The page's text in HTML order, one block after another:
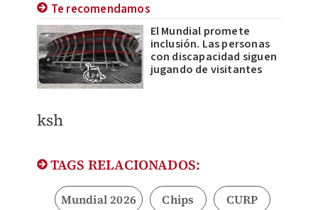
Te recomendamos
El Mundial promete
inclusión. Las personas
con discapacidad siguen
jugando de visitantes
ksh
TAGS RELACIONADOS:
Mundial 2026 Chips CURP